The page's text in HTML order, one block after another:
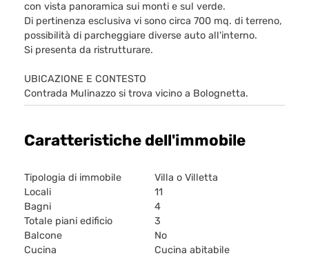
con vista panoramica sui monti e sul verde.
Di pertinenza esclusiva vi sono circa 700 mq. di terreno,
possibilità di parcheggiare diverse auto all'interno.
Si presenta da ristrutturare.
UBICAZIONE E CONTESTO
Contrada Mulinazzo si trova vicino a Bolognetta.
Caratteristiche dell'immobile
Tipologia di immobile
Villa o Villetta
Locali
11
Bagni
4
Totale piani edificio
3
Balcone
No
Cucina
Cucina abitabile